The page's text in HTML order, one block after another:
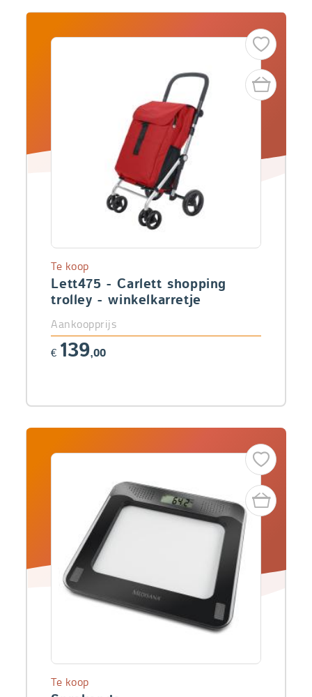
Lett475 - Carlett shopping
trolley - winkelkarretje
Te koop
Aankoopprijs
€ 139,00
Te koop